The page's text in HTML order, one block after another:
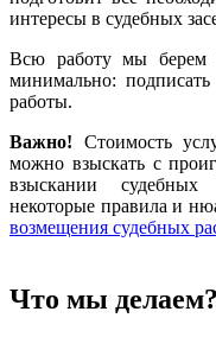
интересы в судебных
Всю работу мы берем
минимально:
работы.
Важно! Стоимость
можно взыскать с
взыскании судебных
некоторые правила и
возмещения судебных
Что мы делаем?